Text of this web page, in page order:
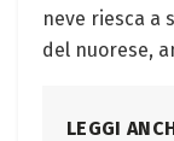
neve riesca a
del nuorese,
LEGGI